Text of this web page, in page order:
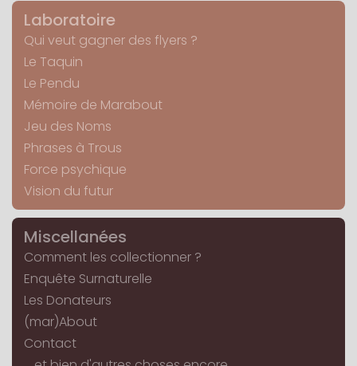
Laboratoire
Qui veut gagner des flyers ?
Le Taquin
Le Pendu
Mémoire de Marabout
Jeu des Noms
Phrases à Trous
Force psychique
Vision du futur
Miscellanées
Comment les collectionner ?
Enquête Surnaturelle
Les Donateurs
(mar)About
Contact